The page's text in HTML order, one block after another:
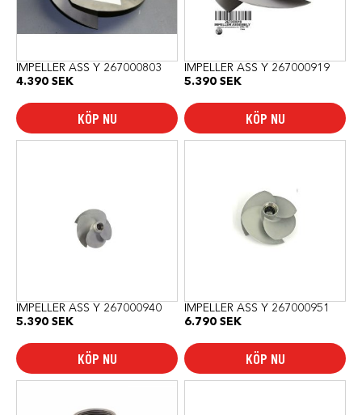
IMPELLER ASS Y 267000803
4.390 SEK
KÖP NU
IMPELLER ASS Y 267000919
5.390 SEK
KÖP NU
IMPELLER ASS Y 267000940
5.390 SEK
KÖP NU
IMPELLER ASS Y 267000951
6.790 SEK
KÖP NU